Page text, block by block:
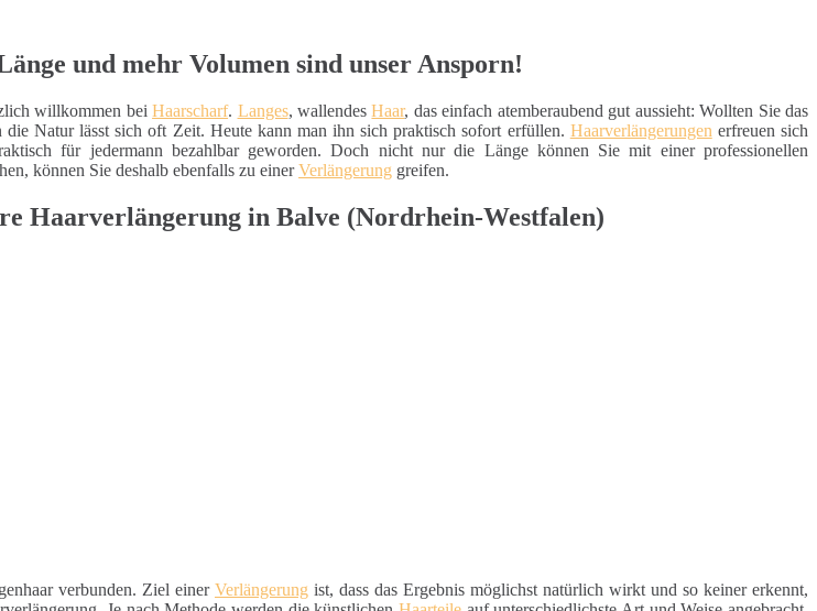
und mehr Volumen sind unser Ansporn!
willkommen beiHaarscharf. Langes, wallendesHaar, das einfach atemberaubend gut aussieht: Wollten Sie das
die Natur lässt sich oft Zeit. Heute kann man ihn sich praktisch sofort erfüllen. Haarverlängerungen erfreuen sich
für jedermann bezahlbar geworden. Doch nicht nur die Länge können Sie mit einer professionellen
können Sie deshalb ebenfalls zu einerVerlängerung greifen.
Haarverlängerung in Balve (Nordrhein-Westfalen)
verbunden. Ziel einer Verlängerung ist, dass das Ergebnis möglichst natürlich wirkt und so keiner erkennt,